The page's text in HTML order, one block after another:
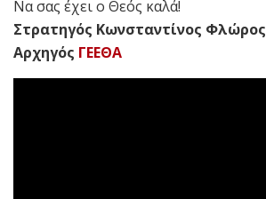
Να σας έχει ο Θεός καλά!
Στρατηγός Κωνσταντίνος Φλώρος
Αρχηγός ΓΕΕΘΑ